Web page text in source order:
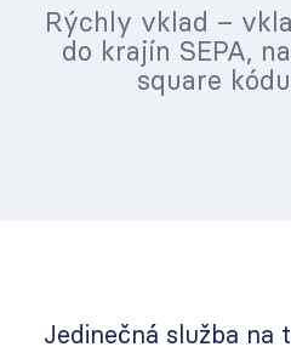
Rýchly vklad –
do krajín SEPA,
square
Jedinečná služba na